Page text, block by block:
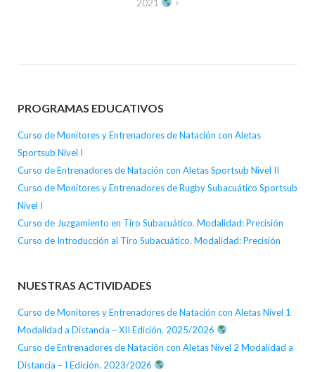
2021
PROGRAMAS EDUCATIVOS
Curso de Monitores y Entrenadores de Natación con Aletas
Sportsub Nivel I
Curso de Entrenadores de Natación con Aletas Sportsub Nivel II
Curso de Monitores y Entrenadores de Rugby Subacuático Sportsub
Nivel I
Curso de Juzgamiento en Tiro Subacuático. Modalidad: Precisión
Curso de Introducción al Tiro Subacuático. Modalidad: Precisión
NUESTRAS ACTIVIDADES
Curso de Monitores y Entrenadores de Natación con Aletas Nivel 1
Modalidad a Distancia – XII Edición. 2025/2026
Curso de Entrenadores de Natación con Aletas Nivel 2 Modalidad a
Distancia – I Edición. 2023/2026